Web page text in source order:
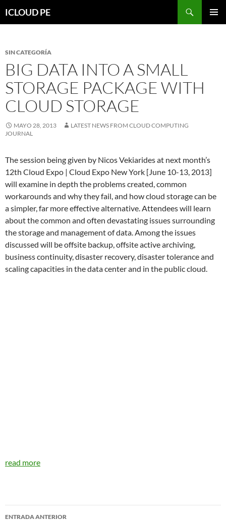
hacia
ICLOUD PE
SIN CATEGORÍA
BIG DATA INTO A SMALL
STORAGE PACKAGE WITH
CLOUD STORAGE
MAYO 28, 2013
LATEST NEWS FROM CLOUD COMPUTING
JOURNAL
The session being given by Nicos Vekiarides at next month’s
12th Cloud Expo | Cloud Expo New York [June 10-13, 2013]
will examine in depth the problems created, common
workarounds and why they fail, and how cloud storage can be
a simpler, far more effective alternative. Attendees will learn
about the common and often devastating issues surrounding
the storage and management of data. Among the issues
discussed will be offsite backup, offsite active archiving,
business continuity, disaster recovery, disaster tolerance and
scaling capacities in the data center and in the public cloud.
read more
Navegador
ENTRADA ANTERIOR